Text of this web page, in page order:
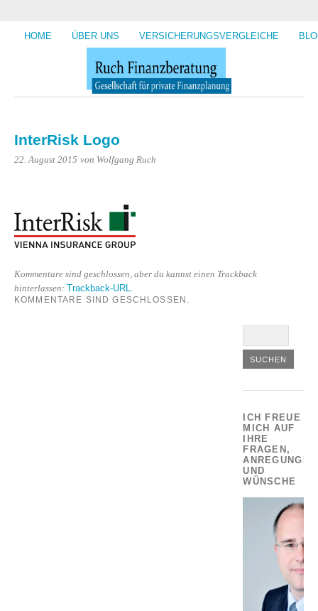
HOME ÜBER UNS VERSICHERUNGSVERGLEICHE
InterRisk Logo
22. August 2015 von Wolfgang Ruch
Kommentare sind geschlossen, aber du kannst einen Trackback
hinterlassen: Trackback-URL
KOMMENTARE SIND GESCHLOSSEN.
ICH FREUE
MICH AUF
IHRE
FRAGEN,
ANREGUNGEN
UND
WÜNSCHE